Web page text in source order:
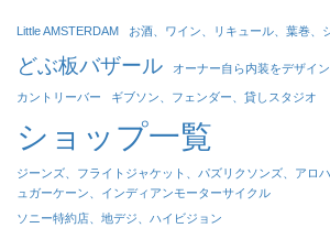
Little AMSTERDAM お酒、ワイン、リキュール、葉巻、
どぶ板バザール オーナー自ら内装をデザイン
カントリーバー ギブソン、フェンダー、貸しスタジオ
ショップ一覧
ジーンズ、フライトジャケット、パズリクソンズ、アロ
ュガーケーン、インディアンモーターサイクル
ソニー特約店、地デジ、ハイビジョン